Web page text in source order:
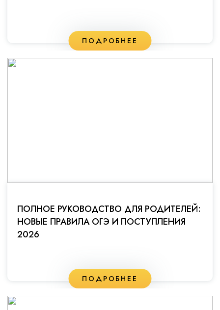
ПОДРОБНЕЕ
ПОЛНОЕ РУКОВОДСТВО ДЛЯ РОДИТЕЛЕЙ:
НОВЫЕ ПРАВИЛА ОГЭ И ПОСТУПЛЕНИЯ
2026
ПОДРОБНЕЕ